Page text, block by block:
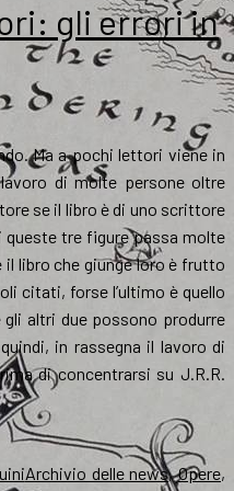
gli errori in
Ma a pochi lettori viene in
di molte persone oltre
se il libro è di uno scrittore
queste tre figure passa molte
libro che giunge loro è frutto
citati, forse l’ultimo è quello
altri due possono produrre
in rassegna il lavoro di
di concentrarsi su J.R.R.
Categorie
Archivio delle news,Opere,